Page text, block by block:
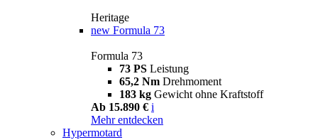
Heritage
new Formula 73
Formula 73
73 PS Leistung
65,2 Nm Drehmoment
183 kg Gewicht ohne Kraftstoff
Ab 15.890 € i
Mehr entdecken
Hypermotard